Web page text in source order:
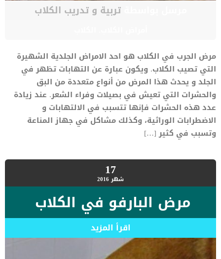
مرسل بواسطةتربية و تدريب الكلاب
مرض الجرب في الكلاب هو احد الامراض الجلدية الشهيرة
التي تصيب الكلاب. ويكون عبارة عن التهابات تظهر في
الجلد و يحدث هذا المرض من أنواع متعددة من البق
والحشرات التي تعيش في بصيلات وفراء الشعر. عند زيادة
عدد هذه الحشرات فإنها تتسبب في الالتهابات و
الاضطرابات الوراثية، وكذلك مشاكل في جهاز المناعة
وتسبب في كثير […]
17شهر2016
مرض البارفو في الكلاب
اقرأ المزيد